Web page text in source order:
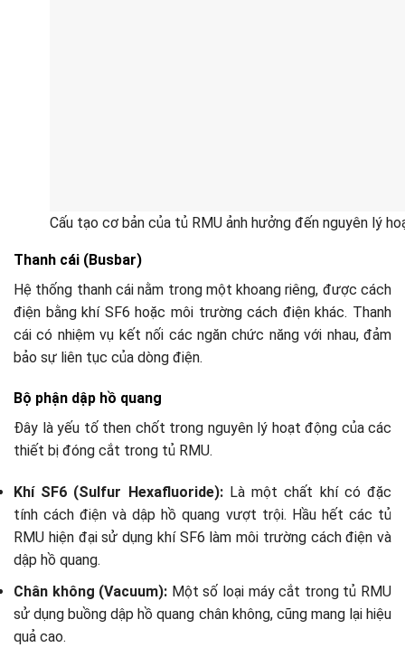
Cấu tạo cơ bản của tủ RMU ảnh hưởng đến nguyên lý
Thanh cái (Busbar)
Hệ thống thanh cái nằm trong một khoang riêng, được cách
điện bằng khí SF6 hoặc môi trường cách điện khác. Thanh
cái có nhiệm vụ kết nối các ngăn chức năng với nhau, đảm
bảo sự liên tục của dòng điện.
Bộ phận dập hồ quang
Đây là yếu tố then chốt trong nguyên lý hoạt động của các
thiết bị đóng cắt trong tủ RMU.
Khí SF6 (Sulfur Hexafluoride):Là một chất khí có đặc
tính cách điện và dập hồ quang vượt trội. Hầu hết các tủ
RMU hiện đại sử dụng khí SF6 làm môi trường cách điện và
dập hồ quang.
Chân không (Vacuum): Một số loại máy cắt trong tủ RMU
sử dụng buồng dập hồ quang chân không, cũng mang lại hiệu
quả cao.